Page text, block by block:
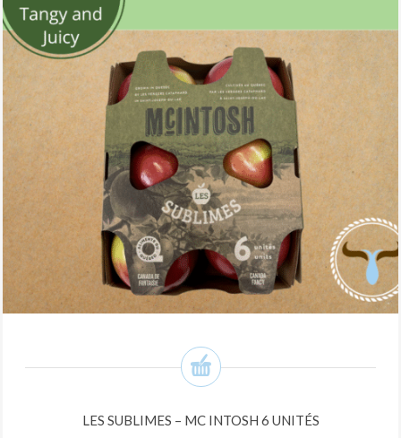
LES SUBLIMES – MC INTOSH 6 UNITÉS